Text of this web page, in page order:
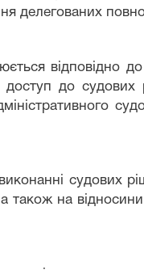
делегованих
відповідно до
доступ до судових
судових
також на